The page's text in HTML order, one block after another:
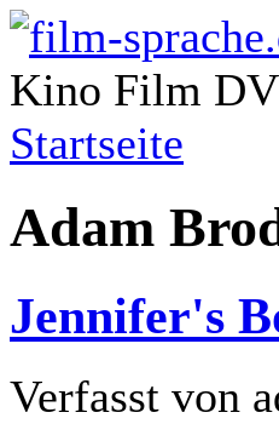
Kino Film
Startseite
Adam
Jennifer's
Verfasst von